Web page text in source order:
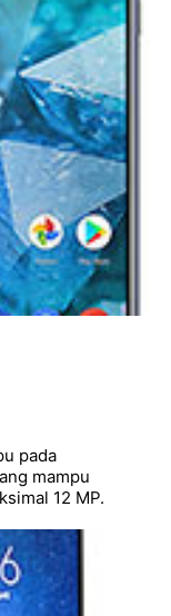
pada
mampu
12 MP.